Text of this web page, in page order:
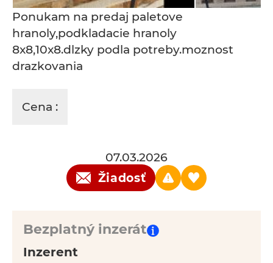
Ponukam na predaj paletove
hranoly,podkladacie hranoly
8x8,10x8.dlzky podla potreby.moznost
drazkovania
Cena :
07.03.2026
Žiadosť
Bezplatný inzerát
Inzerent